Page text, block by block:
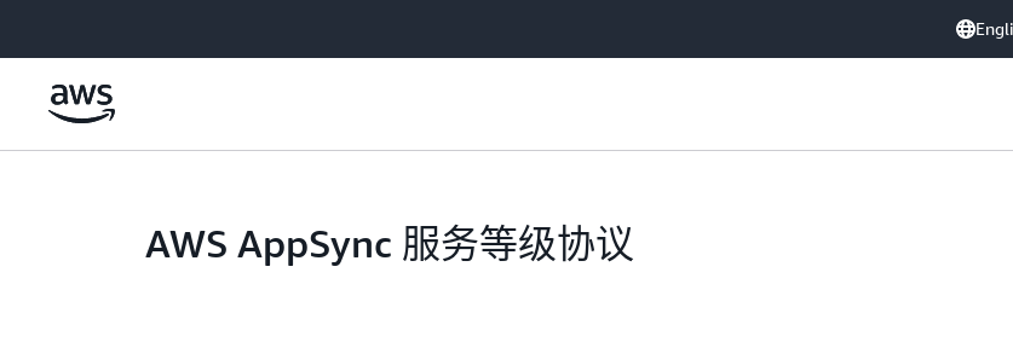
AWS AppSync 服务等级协议